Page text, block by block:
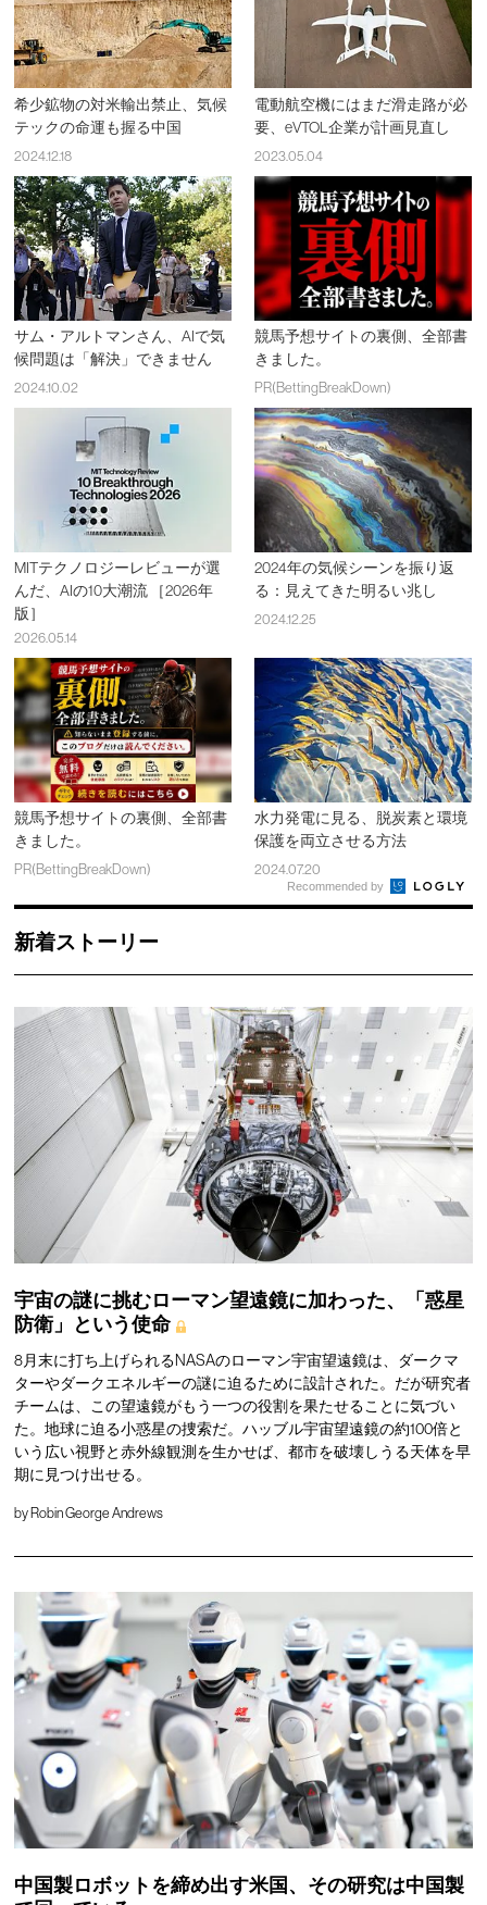
希少鉱物の対米輸出禁止、気候
テックの命運も握る中国
2024.12.18
電動航空機にはまだ滑走路が必
要、eVTOL企業が計画見直し
2023.05.04
サム・アルトマンさん、AIで気
候問題は「解決」できません
2024.10.02
競馬予想サイトの裏側、全部書
きました。
PR(BettingBreakDown)
MITテクノロジーレビューが選
んだ、AIの10大潮流 ［2026年
版］
2026.05.14
2024年の気候シーンを振り返
る：見えてきた明るい兆し
2024.12.25
競馬予想サイトの裏側、全部書
きました。
PR(BettingBreakDown)
水力発電に見る、脱炭素と環境
保護を両立させる方法
2024.07.20
Recommended by
新着ストーリー
宇宙の謎に挑むローマン望遠鏡に加わった、「惑星
防衛」という使命
8月末に打ち上げられるNASAのローマン宇宙望遠鏡は、ダークマ
ターやダークエネルギーの謎に迫るために設計された。だが研究者
チームは、この望遠鏡がもう一つの役割を果たせることに気づい
た。地球に迫る小惑星の捜索だ。ハッブル宇宙望遠鏡の約100倍と
いう広い視野と赤外線観測を生かせば、都市を破壊しうる天体を早
期に見つけ出せる。
by Robin George Andrews
中国製ロボットを締め出す米国、その研究は中国製